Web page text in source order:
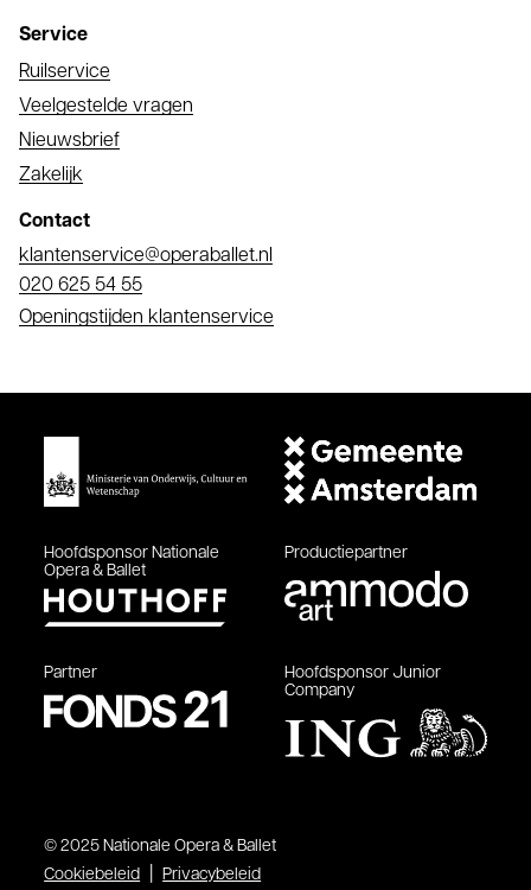
Service
Ruilservice
Veelgestelde vragen
Nieuwsbrief
Zakelijk
Contact
E-
mail
klantenservice@operaballet.nl
Telefoonnummer
020 625 54 55
Openingstijden klantenservice
Hoofdsponsor Nationale
Opera & Ballet
Productiepartner
Partner Hoofdsponsor Junior
Company
© 2025 Nationale Opera & Ballet
Cookiebeleid
Privacybeleid